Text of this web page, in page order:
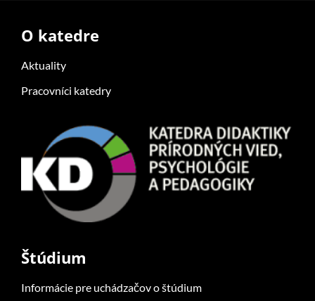
O katedre
Aktuality
Pracovníci katedry
Štúdium
Informácie pre uchádzačov o štúdium